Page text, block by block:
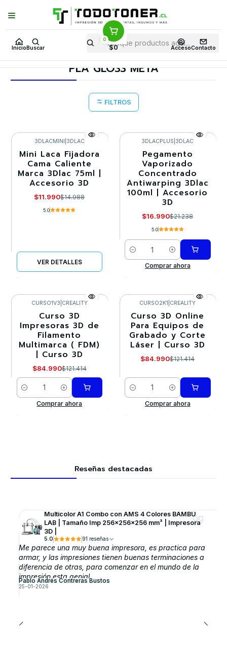
Inicio Buscar
0
$0 AccesoContacto
Puedes Elegir: Comprar enTienda· Despachoa Todo Chile · Retiro en
Tienda en24 Horas
Inicio Todo 3D FILAMENTOS PLA ESPECIALES
PLA GLOSS META
PLA GLOSS META
FILTROS
-20%
Agotado
3DLACMINI 3DLAC
Mini Laca Fijadora
Cama Caliente
Marca 3Dlac 75ml |
Accesorio 3D
$11.990$14.988
5.0
VER DETALLES
-20%
3DLACPLUS 3DLAC
Pegamento
Vaporizado
Concentrado
Antiwarping 3Dlac
100ml | Accesorio
3D
$16.990$21.238
5.0
Cantidad
Comprar ahora
-30%
CURSO1V3 CREALITY
Curso 3D
Impresoras 3D de
Filamento
Multimarca ( FDM)
| Curso 3D
$84.990$121.414
Cantidad
Comprar ahora
-30%
CURSO2K1 CREALITY
Curso 3D Online
Para Equipos de
Grabado y Corte
Láser | Curso 3D
$84.990$121.414
Cantidad
Comprar ahora
Reseñas destacadas
Multicolor A1 Combo con AMS 4 Colores BAMBU
LAB | Tamaño Imp 256×256×256 mm³ | Impresora
3D |
5.0 91 reseñas
Me parece una muy buena impresora, es practica para
armar, y las impresiones tienen buenas terminaciones a
diferencia de otras, para comenzar en el mundo de la
impresión esta genial.
Pablo Andrés Contreras Bustos
25-01-2026